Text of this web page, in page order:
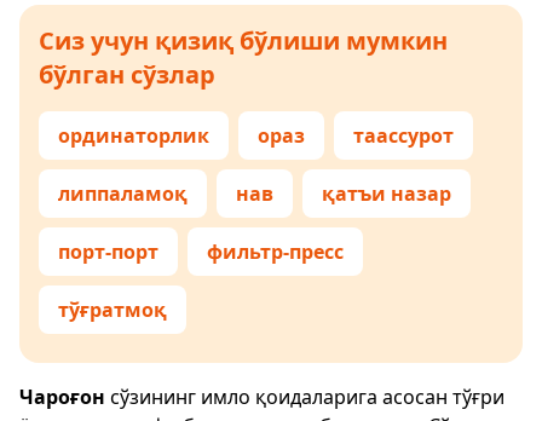
Сиз учун қизиқ бўлиши мумкин
бўлган сўзлар
ординаторлик ораз таассурот
липпаламоқ нав қатъи назар
порт-порт фильтр-пресс
тўғратмоқ
Чароғон сўзининг имло қоидаларига асосан тўғри